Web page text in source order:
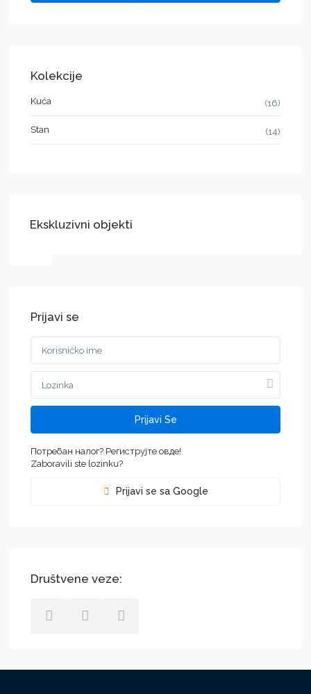
Kolekcije
Kuća (16)
Stan (14)
Ekskluzivni objekti
Prijavi se
Prijavi Se
Потребан налог? Региструјте овде!
Zaboravili ste lozinku?
Prijavi se sa Google
Društvene veze: